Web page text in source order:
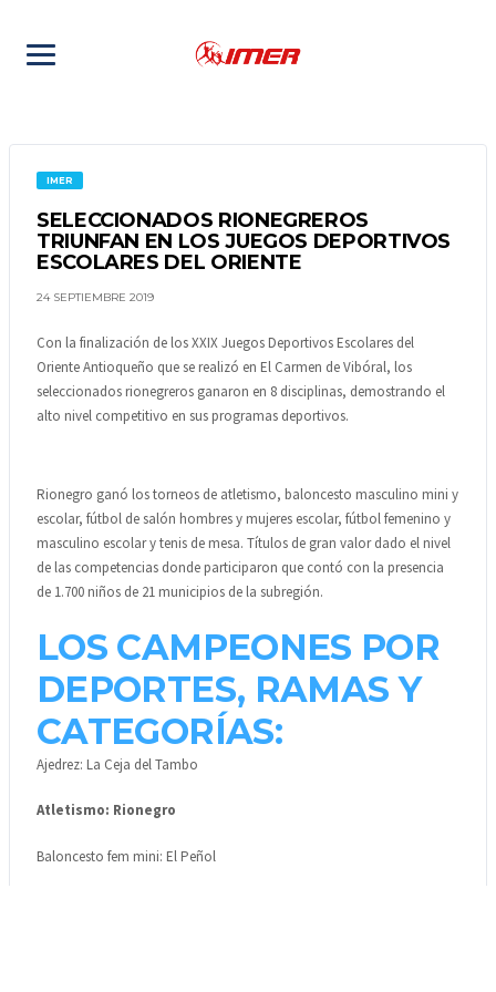
IMER
SELECCIONADOS RIONEGREROS
TRIUNFAN EN LOS JUEGOS DEPORTIVOS
ESCOLARES DEL ORIENTE
24 SEPTIEMBRE 2019
Con la finalización de los XXIX Juegos Deportivos Escolares del
Oriente Antioqueño que se realizó en El Carmen de Vibóral, los
seleccionados rionegreros ganaron en 8 disciplinas, demostrando el
alto nivel competitivo en sus programas deportivos.
Rionegro ganó los torneos de atletismo, baloncesto masculino mini y
escolar, fútbol de salón hombres y mujeres escolar, fútbol femenino y
masculino escolar y tenis de mesa. Títulos de gran valor dado el nivel
de las competencias donde participaron que contó con la presencia
de 1.700 niños de 21 municipios de la subregión.
LOS CAMPEONES POR
DEPORTES, RAMAS Y
CATEGORÍAS:
Ajedrez: La Ceja del Tambo
Atletismo: Rionegro
Baloncesto fem mini: El Peñol